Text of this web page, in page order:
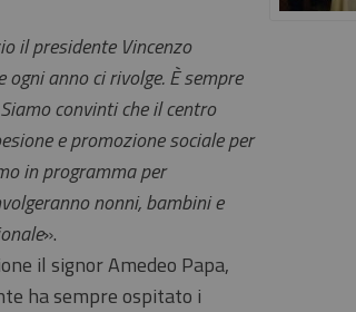
il presidente Vincenzo
anno ci rivolge. È sempre
convinti che il centro
e promozione sociale per
in programma per
nonni, bambini e
».
il signor Amedeo Papa,
ha sempre ospitato i